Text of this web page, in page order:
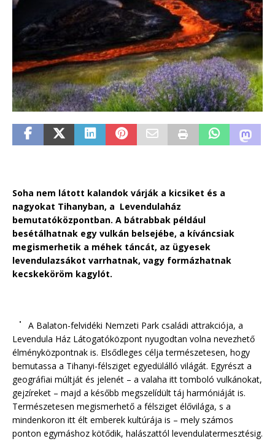
Soha nem látott kalandok várják a kicsiket és a
nagyokat Tihanyban, a Levendulaház
bemutatóközpontban. A bátrabbak például
besétálhatnak egy vulkán belsejébe, a kíváncsiak
megismerhetik a méhek táncát, az ügyesek
levendulazsákot varrhatnak, vagy formázhatnak
kecskeköröm kagylót.
A Balaton-felvidéki Nemzeti Park családi attrakciója, a
Levendula Ház Látogatóközpont nyugodtan volna nevezhető
élményközpontnak is. Elsődleges célja természetesen, hogy
bemutassa a Tihanyi-félsziget egyedülálló világát. Egyrészt a
geográfiai múltját és jelenét – a valaha itt tomboló vulkánokat,
gejzíreket – majd a később megszelídült táj harmóniáját is.
Természetesen megismerhető a félsziget élővilága, s a
mindenkoron itt élt emberek kultúrája is – mely számos
ponton egymáshoz kötődik, halászattól levendulatermesztésig.